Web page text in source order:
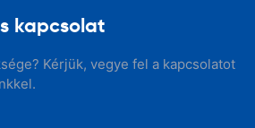
kapcsolat
Kérjük, vegye fel a kapcsolatot